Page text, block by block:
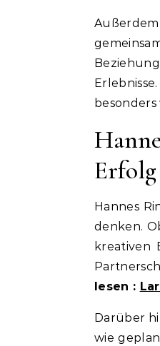
Erfolg
Hannes
denken.
kreativen
lesen :
Darüber
wie